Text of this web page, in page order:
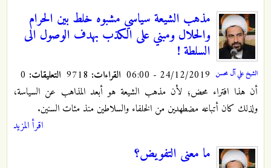
الشيخ علي آل محسن
مذهب الشيعة سياسي مشبوه خلط بين الحرام
والحلال ومبني على الكذب بهدف الوصول الى
السلطة !
24/12/2019 - 06:00 القراءات: التعليقات:
أن هذا افتراء محض؛ لأن مذهب الشيعة هو أبعد المذاهب عن السياسة،
ولذلك كان أتباعه مضطهدين من الخلفاء والسلاطين منذ مئات السنين.
اقرأ المزيد
ما معنى التفويض؟